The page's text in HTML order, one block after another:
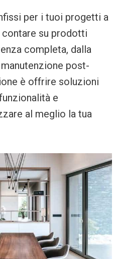
per i tuoi progetti a
su prodotti
completa, dalla
post-
è offrire soluzioni
e
al meglio la tua